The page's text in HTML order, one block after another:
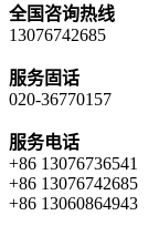
全国咨询热线
13076742685
服务固话
020-36770157
服务电话
+86 13076736541
+86 13076742685
+86 13060864943